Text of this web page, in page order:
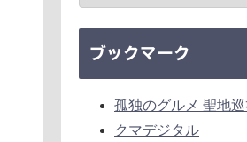
ブックマーク
孤独のグルメ 聖地
クマデジタル